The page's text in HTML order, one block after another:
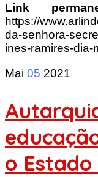
Link
https://
da-senhora-
ines-ramires-
Mai 05 2021
o